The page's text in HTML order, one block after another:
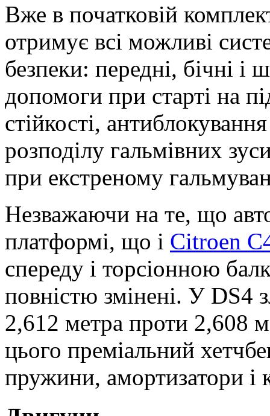
Вже в початковій
отримує всі можливі
безпеки: передні, бічні
допомоги при старті на
стійкості,
розподілу гальмівних
при екстреному
Незважаючи на те, що
платформі, що і Citroen
спереду і торсіонною
повністю змінені. У DS4
2,612 метра проти 2,608
цього преміальний
пружини, амортизатори і